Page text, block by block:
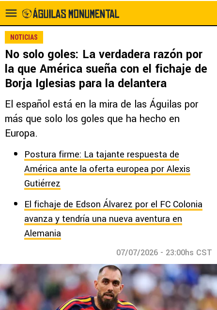
NOTICIAS
No solo goles: La verdadera razón por
la que América sueña con el fichaje de
Borja Iglesias para la delantera
El español está en la mira de las Águilas por
más que solo los goles que ha hecho en
Europa.
Postura firme: La tajante respuesta de
América ante la oferta europea por Alexis
Gutiérrez
El fichaje de Edson Álvarez por el FC Colonia
avanza y tendría una nueva aventura en
Alemania
07/07/2026 - 23:00hs CST